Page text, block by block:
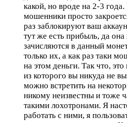
какой, но вроде на 2-3
мошенники просто
раз заблокируют ваш
тут же есть прибыль, да
зачисляются в данный
только их, а как раз таки
на этом деньги. Так что,
из которого вы никуда не
можно встретить на
никому неизвестны и тоже
такими лохотронами. Я
работать с ними, я